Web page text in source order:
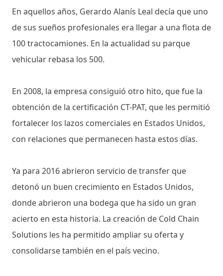
En aquellos años, Gerardo Alanís Leal decía que uno
de sus sueños profesionales era llegar a una flota de
100 tractocamiones. En la actualidad su parque
vehicular rebasa los 500.
En 2008, la empresa consiguió otro hito, que fue la
obtención de la certificación CT-PAT, que les permitió
fortalecer los lazos comerciales en Estados Unidos,
con relaciones que permanecen hasta estos días.
Ya para 2016 abrieron servicio de transfer que
detonó un buen crecimiento en Estados Unidos,
donde abrieron una bodega que ha sido un gran
acierto en esta historia. La creación de Cold Chain
Solutions les ha permitido ampliar su oferta y
consolidarse también en el país vecino.